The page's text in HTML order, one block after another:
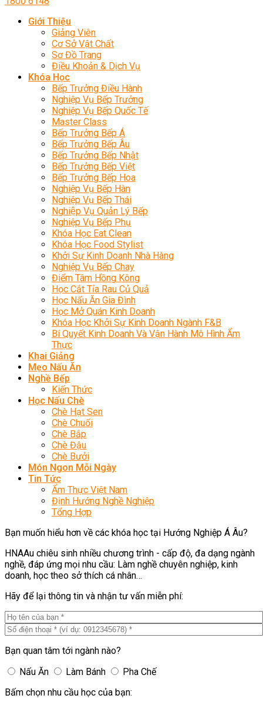
Giới Thiệu
Giảng Viên
Cơ Sở Vật Chất
Sơ Đồ Trang
Điều Khoản & Dịch Vụ
Khóa Học
Bếp Trưởng Điều Hành
Nghiệp Vụ Bếp Trưởng
Nghiệp Vụ Bếp Quốc Tế
Master Class
Bếp Trưởng Bếp Á
Bếp Trưởng Bếp Âu
Bếp Trưởng Bếp Nhật
Bếp Trưởng Bếp Việt
Bếp Trưởng Bếp Hoa
Nghiệp Vụ Bếp Hàn
Nghiệp Vụ Bếp Thái
Nghiệp Vụ Quản Lý Bếp
Nghiệp Vụ Bếp Phụ
Khóa Học Eat Clean
Khóa Học Food Stylist
Khởi Sự Kinh Doanh Nhà Hàng
Nghiệp Vụ Bếp Chay
Điểm Tâm Hồng Kông
Học Cắt Tỉa Rau Củ Quả
Học Nấu Ăn Gia Đình
Học Mở Quán Kinh Doanh
Khóa Học Khởi Sự Kinh Doanh Ngành F&B
Bí Quyết Kinh Doanh Và Vận Hành Mô Hình Ẩm
Thực
Khai Giảng
Mẹo Nấu Ăn
Nghề Bếp
Kiến Thức
Học Nấu Chè
Chè Hạt Sen
Chè Chuối
Chè Bắp
Chè Đậu
Chè Bưởi
Món Ngon Mỗi Ngày
Tin Tức
Ẩm Thực Việt Nam
Định Hướng Nghề Nghiệp
Tổng Hợp
Bạn muốn hiểu hơn về các khóa học tại Hướng Nghiệp Á Âu?
HNAAu chiêu sinh nhiều chương trình - cấp độ, đa dạng ngành
nghề, đáp ứng mọi nhu cầu: Làm nghề chuyên nghiệp, kinh
doanh, học theo sở thích cá nhân…
Hãy để lại thông tin và nhận tư vấn miễn phí:
Bạn quan tâm tới ngành nào?
Nấu Ăn
Làm Bánh
Pha Chế
Bấm chọn nhu cầu học của bạn: